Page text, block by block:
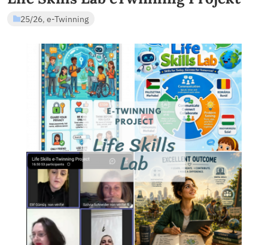
2026. jún 26., péntek
Life Skills Lab eTwinning
25/26,e-Twinning